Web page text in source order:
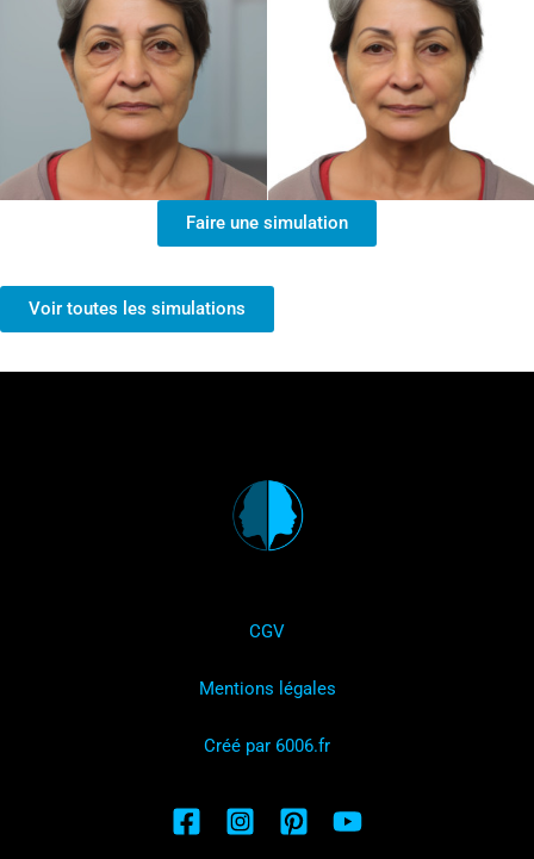
Faire une simulation
Voir toutes les simulations
CGV
Mentions légales
Créé par 6006.fr